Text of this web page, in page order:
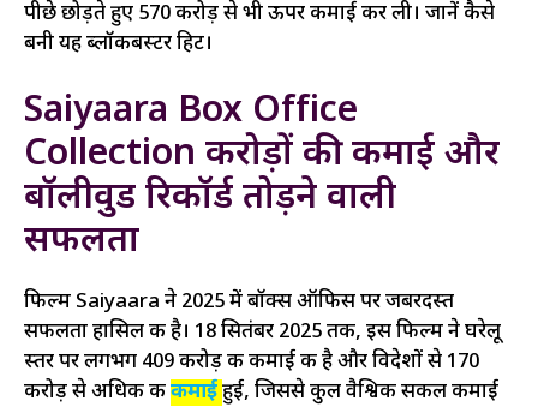
पीछे छोड़ते हुए ₹570 करोड़ से भी ऊपर कमाई कर ली। जानें कैसे
बनी यह ब्लॉकबस्टर हिट।
Saiyaara Box Office
Collection करोड़ों की कमाई और
बॉलीवुड रिकॉर्ड तोड़ने वाली
सफलता
फिल्म Saiyaara ने 2025 में बॉक्स ऑफिस पर जबरदस्त
सफलता हासिल की है। 18 सितंबर 2025 तक, इस फिल्म ने घरेलू
स्तर पर लगभग ₹409 करोड़ की कमाई की है और विदेशों से ₹170
करोड़ से अधिक कीकमाईहुई, जिससे कुल वैश्विक सकल कमाई